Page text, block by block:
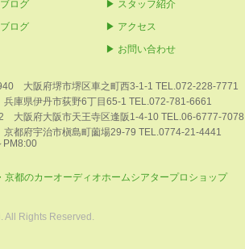
ログ
ログ
▶ スタッフ紹介
▶ アクセス
▶ お問い合わせ
大阪府堺市堺区車之町西3-1-1 TEL.072-228-7771
兵庫県伊丹市荻野6丁目65-1 TEL.072-781-6661
大阪府大阪市天王寺区逢阪1-4-10 TEL.06-6777-7078
京都府宇治市槇島町薗場29-79 TEL.0774-21-4441
PM8:00
都のカーオーディオホームシアタープロショップ
Rights Reserved.